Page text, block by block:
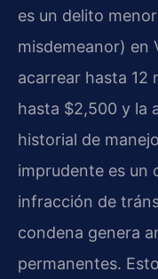
es un delito menor
misdemeanor) en
acarrear hasta 12
hasta $2,500 y la
historial de
imprudente es un
infracción de
condena genera
permanentes.